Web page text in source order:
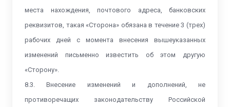
места нахождения, почтового адреса, банковских
реквизитов, такая «Сторона» обязана в течение 3 (трех)
рабочих дней с момента внесения вышеуказанных
изменений письменно известить об этом другую
«Сторону».
8.3. Внесение изменений и дополнений, не
противоречащих законодательству Российской